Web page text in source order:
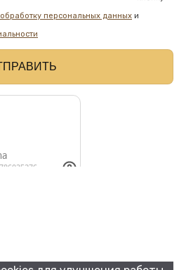
персональных данных и